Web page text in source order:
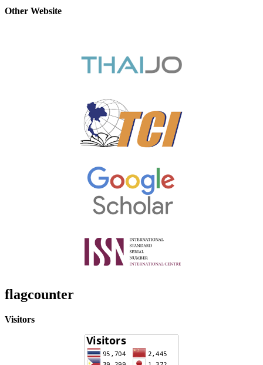
Other Website
flagcounter
Visitors